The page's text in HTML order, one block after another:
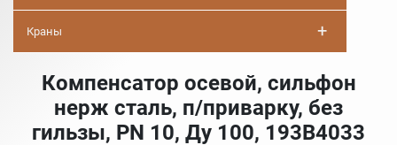
Краны +
Компенсатор осевой, сильфон
нерж сталь, п/приварку, без
гильзы, PN 10, Ду 100, 193B4033